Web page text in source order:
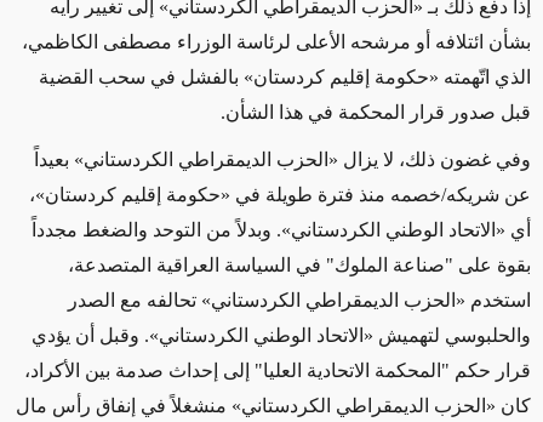
إذا دفع ذلك بـ «الحزب الديمقراطي الكردستاني» إلى تغيير رأيه
بشأن ائتلافه أو مرشحه الأعلى لرئاسة الوزراء مصطفى الكاظمي،
الذي اتّهمته «حكومة إقليم كردستان» بالفشل في سحب القضية
قبل صدور قرار المحكمة في هذا الشأن.
وفي غضون ذلك، لا يزال «الحزب الديمقراطي الكردستاني» بعيداً
عن شريكه/خصمه منذ فترة طويلة في «حكومة إقليم كردستان»،
أي «الاتحاد الوطني الكردستاني». وبدلاً من التوحد والضغط مجدداً
بقوة على "صناعة الملوك" في السياسة العراقية المتصدعة،
استخدم «الحزب الديمقراطي الكردستاني» تحالفه مع الصدر
والحلبوسي لتهميش «الاتحاد الوطني الكردستاني». وقبل أن يؤدي
قرار حكم "المحكمة الاتحادية العليا" إلى إحداث صدمة بين الأكراد،
كان «الحزب الديمقراطي الكردستاني» منشغلاً في إنفاق رأس مال